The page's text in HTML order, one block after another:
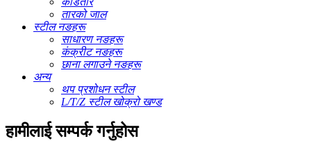
तारको जाल
स्टील नङहरू
साधारण नङहरू
कंक्रीट नङहरू
छाना लगाउने नङहरू
अन्य
थप प्रशोधन स्टील
L/T/Z स्टील खोक्रो खण्ड
हामीलाई सम्पर्क गर्नुहोस